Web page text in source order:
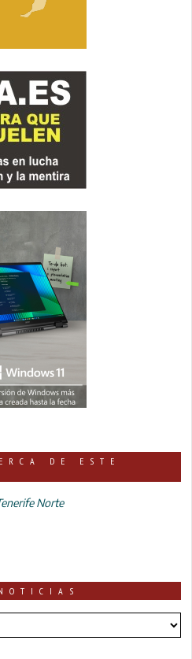
DE ESTE
Norte